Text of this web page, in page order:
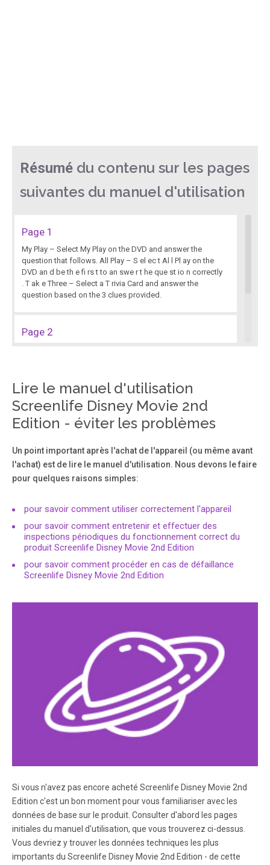
Résumé du contenu sur les pages
suivantes du manuel d'utilisation
Page 1
My Play – Select My Play on the DVD and answer the
question that follows. All Play – S el ec t Al l Pl ay on the
DVD an d be th e fi rs t to an swe r t he que st io n correctly
. T ak e Three – Select a T rivia Card and answer the
question based on the 3 clues provided.
Page 2
The DVD Game™, Flextime®, Final Cut® and Optreve® are
trademarks of Screenlife LLC, 111 South Jackson Street ,
Seattle, WA 98104.
Lire le manuel d'utilisation
Screenlife Disney Movie 2nd
Edition - éviter les problèmes
Un point important après l'achat de l'appareil (ou même avant
l'achat) est de lire le manuel d'utilisation. Nous devons le faire
pour quelques raisons simples:
pour savoir comment utiliser correctement l'appareil
pour savoir comment entretenir et effectuer des
inspections périodiques du fonctionnement correct du
produit Screenlife Disney Movie 2nd Edition
pour savoir comment procéder en cas de défaillance
Screenlife Disney Movie 2nd Edition
Si vous n'avez pas encore acheté Screenlife Disney Movie 2nd
Edition c'est un bon moment pour vous familiariser avec les
données de base sur le produit. Consulter d'abord les pages
initiales du manuel d'utilisation, que vous trouverez ci-dessus.
Vous devriez y trouver les données techniques les plus
importants du Screenlife Disney Movie 2nd Edition - de cette